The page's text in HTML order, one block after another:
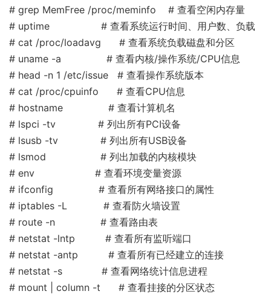
友
# grep MemFree /proc/meminfo # 查看空闲内存量
# uptime # 查看系统运行时间、用户数、负载
# cat /proc/loadavg # 查看系统负载磁盘和分区
# uname -a # 查看内核/操作系统/CPU信息
# head -n 1 /etc/issue # 查看操作系统版本
# cat /proc/cpuinfo # 查看CPU信息
# hostname # 查看计算机名
# lspci -tv # 列出所有PCI设备
# lsusb -tv # 列出所有USB设备
# lsmod # 列出加载的内核模块
# env # 查看环境变量资源
# ifconfig # 查看所有网络接口的属性
# iptables -L # 查看防火墙设置
# route -n # 查看路由表
# netstat -lntp # 查看所有监听端口
# netstat -antp # 查看所有已经建立的连接
# netstat -s # 查看网络统计信息进程
# mount | column -t # 查看挂接的分区状态